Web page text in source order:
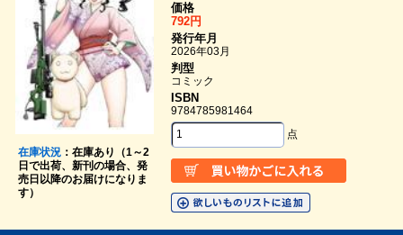
在庫状況：在庫あり（1～2
日で出荷、新刊の場合、発
売日以降のお届けになりま
す）
価格
792円
発行年月
2026年03月
判型
コミック
ISBN
9784785981464
点